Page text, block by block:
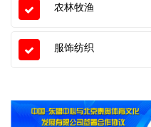
农林牧渔
服饰纺织